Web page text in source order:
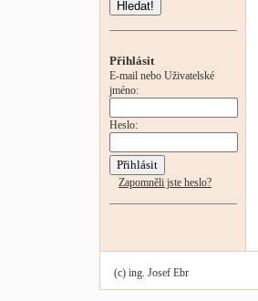
Hledat!
Přihlásit
E-mail nebo Uživatelské
jméno:
Heslo:
Zapomněli jste heslo?
(c) ing. Josef Ebr